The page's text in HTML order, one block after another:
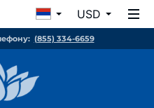
USD
(855) 334-6659